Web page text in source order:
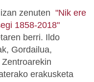
zenuten "Nik ere
1858-2018"
berri. Ildo
Gordailua,
erakusketa